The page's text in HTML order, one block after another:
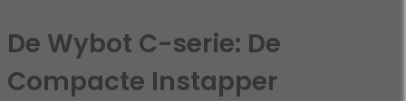
De Wybot C-serie: De
Compacte Instapper